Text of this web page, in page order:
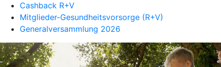
Cashback R+V
Mitglieder-Gesundheitsvorsorge (R+V)
Generalversammlung 2026